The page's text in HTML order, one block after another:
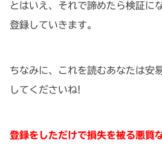
とはいえ、それで諦めたら検証に
登録していきます。
ちなみに、これを読むあなたは安
してくださいね!
登録をしただけで損失を被る悪質